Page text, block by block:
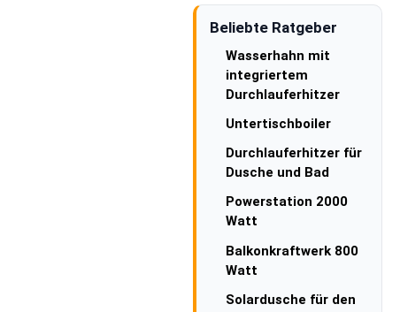
Beliebte Ratgeber
Wasserhahn mit
integriertem
Durchlauferhitzer
Untertischboiler
Durchlauferhitzer für
Dusche und Bad
Powerstation 2000
Watt
Balkonkraftwerk 800
Watt
Solardusche für den